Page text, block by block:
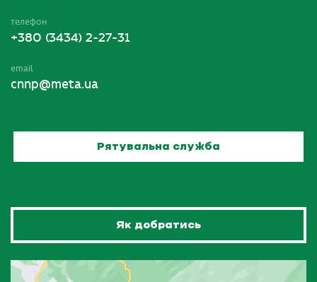
телефон
+380 (3434) 2-27-31
email
cnnp@meta.ua
Рятувальна служба
Як добратись